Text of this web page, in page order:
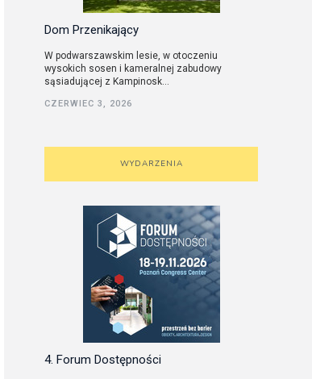
Dom Przenikający
W podwarszawskim lesie, w otoczeniu
wysokich sosen i kameralnej zabudowy
sąsiadującej z Kampinosk...
CZERWIEC 3, 2026
WYDARZENIA
4. Forum Dostępności